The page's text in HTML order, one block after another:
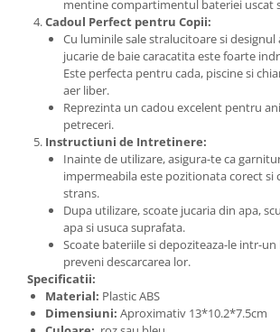
mentine compartimentul bateriei uscat
Cadoul Perfect pentru Copii:
Cu luminile sale stralucitoare si designul
jucarie de baie caracatita este foarte
Este perfecta pentru cada, piscine si
aer liber.
Reprezinta un cadou excelent pentru
petreceri.
Instructiuni de Intretinere:
Inainte de utilizare, asigura-te ca
impermeabila este pozitionata corect si
strans.
Dupa utilizare, scoate jucaria din apa,
apa si usuca suprafata.
Scoate bateriile si depoziteaza-le intr-
preveni descarcarea lor.
Specificatii:
Material: Plastic ABS
Dimensiuni: Aproximativ 13*10.2*7.5cm